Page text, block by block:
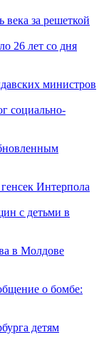
века за решеткой
26 лет со дня
министров
социально-
Интерпола
с детьми в
в Молдове
о бомбе:
детям